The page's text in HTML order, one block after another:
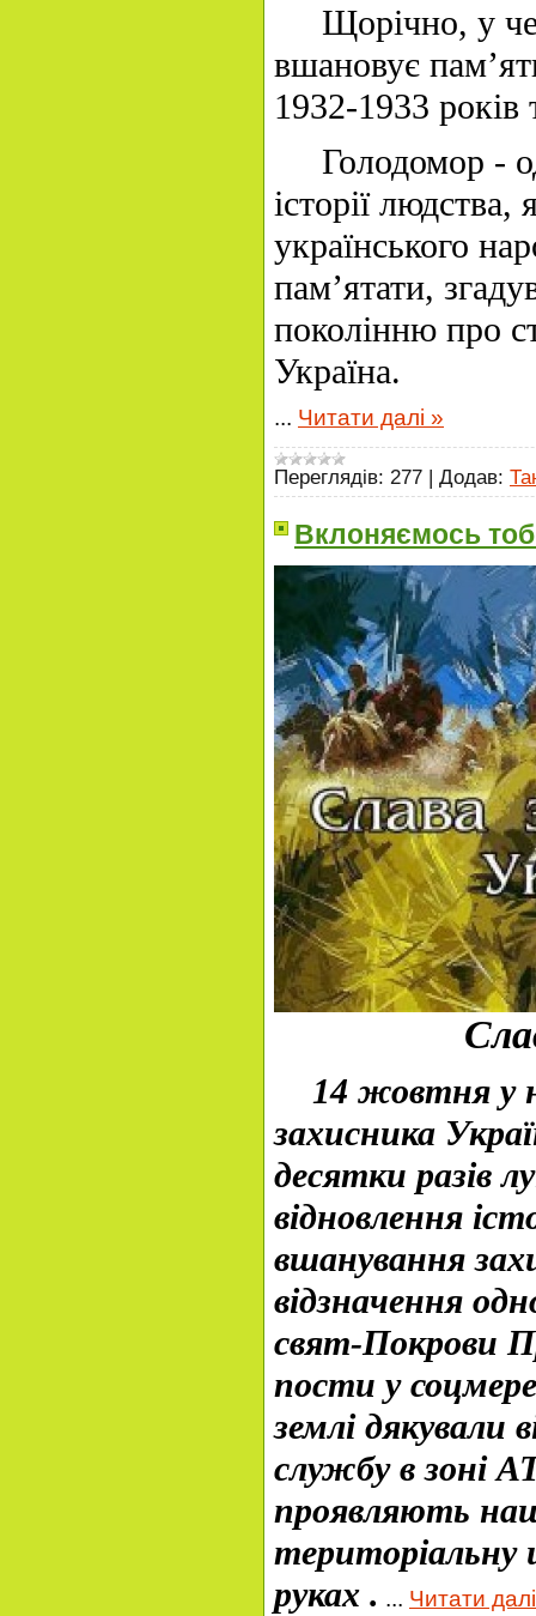
Щорічно, у
вшановує
1932-1933 років
Голодомор -
історії
українського
пам’ятати,
поколінню про
Україна.
... Читати далі »
Переглядів: 277 | Додав:
Вклоняємось
14 жовтня у
захисника
десятки разів
відновлення
вшанування
відзначення
свят-Покрови
пости у
землі дякували
службу в зоні
проявляють
територіальну
руках . ... Читати